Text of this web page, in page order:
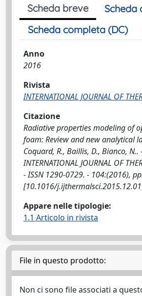
Scheda breve
Scheda
Scheda completa (DC)
Anno
2016
Rivista
INTERNATIONAL JOURNAL OF
Citazione
Radiative properties modeling of
foam: Review and new analytical
Coquard, R., Baillis, D., Bianco, N..
INTERNATIONAL JOURNAL OF
- ISSN 1290-0729. - 104:(2016),
[10.1016/
Appare nelle tipologie:
1.1 Articolo in rivista
File in questo prodotto:
Non ci sono file associati a